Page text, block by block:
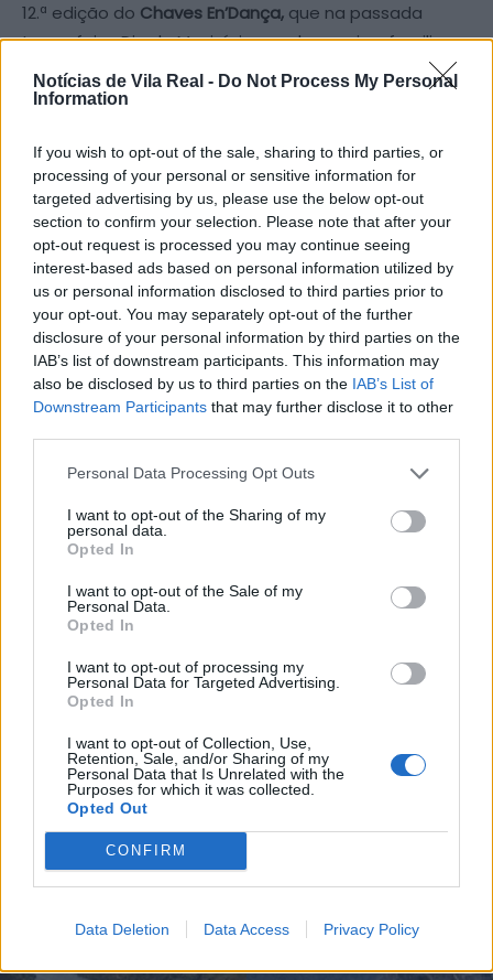
Notícias de Vila Real - Do Not Process My Personal
Information
If you wish to opt-out of the sale, sharing to third parties, or
processing of your personal or sensitive information for
targeted advertising by us, please use the below opt-out
section to confirm your selection. Please note that after your
opt-out request is processed you may continue seeing
interest-based ads based on personal information utilized by
us or personal information disclosed to third parties prior to
your opt-out. You may separately opt-out of the further
disclosure of your personal information by third parties on the
IAB’s list of downstream participants. This information may
also be disclosed by us to third parties on the IAB’s List of
Downstream Participants that may further disclose it to other
Personal Data Processing Opt Outs
I want to opt-out of the Sharing of my
personal data.
Opted In
I want to opt-out of the Sale of my
Personal Data.
Opted In
I want to opt-out of processing my
Personal Data for Targeted Advertising.
Opted In
I want to opt-out of Collection, Use,
Retention, Sale, and/or Sharing of my
Personal Data that Is Unrelated with the
Purposes for which it was collected.
Opted Out
CONFIRM
Data Deletion Data Access Privacy Policy
12.ª edição do Chaves En’Dança, que na passada
terça-feira, Dia do Município, recebeu pais e familiares
das bailarinas num ambiente perfeito para
espetáculos ao ar livre. Foram mais de 360 bailarinas
inesquecível, onde a dança ganhou vida e a cidade se
transformou num vibrante palco de arte e emoção.
O evento reuniu talentos da FORMA – Estúdio de
Dança de Chavese Christine Veen Escola de
Dança,que apresentaram o resultado de um trabalho
consistente e progressivo, desenvolvido com crianças
e jovens de diferentes idades.
O público pôde assistir a um espetáculo repleto de
luz, cor e emoção, com coreografias cativantes que
transmitiram toda a energia e a alegria vividas em
valorização cultural do território, reforçando o seu
encanto e a sua atratividade.
Artigo anterior
DGS e GNR vão ao encontro da
população para partilhar boas
práticas em saúde durante o
PJ detém suspeito de incêndio em
Valpaços
Siga-nos no Instagram@noticiasdevilareal